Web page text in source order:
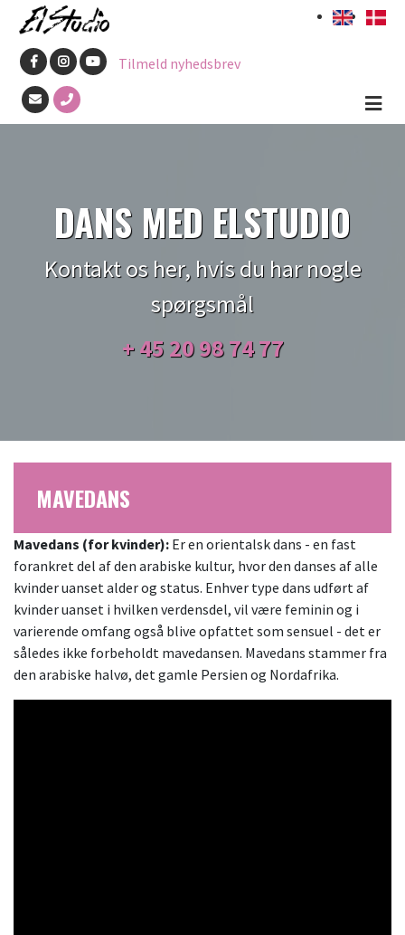
hovedindhold
Tilmeld nyhedsbrev
DANS MED ELSTUDIO
Kontakt os her, hvis du har nogle
spørgsmål
+ 45 20 98 74 77
MAVEDANS
Mavedans (for kvinder): Er en orientalsk dans - en fast
forankret del af den arabiske kultur, hvor den danses af alle
kvinder uanset alder og status. Enhver type dans udført af
kvinder uanset i hvilken verdensdel, vil være feminin og i
varierende omfang også blive opfattet som sensuel - det er
således ikke forbeholdt mavedansen. Mavedans stammer fra
den arabiske halvø, det gamle Persien og Nordafrika.